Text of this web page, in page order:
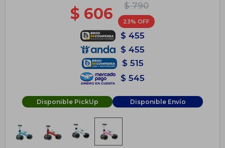
$ 790
$ 606 23
$ 455
$ 455
$ 515
$ 545
Disponible PickUp Disponible Envío